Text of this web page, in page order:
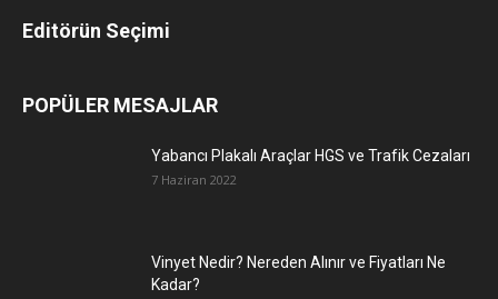
Editörün Seçimi
POPÜLER MESAJLAR
Yabancı Plakalı Araçlar HGS ve Trafik Cezaları
7 Haziran 2022
Vinyet Nedir? Nereden Alınır ve Fiyatları Ne
Kadar?